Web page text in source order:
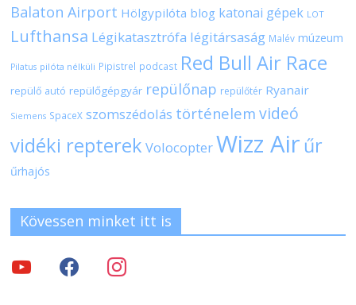
Balaton Airport Hölgypilóta blog katonai gépek LOT
Lufthansa Légikatasztrófa légitársaság Malév múzeum
Pilatus pilóta nélküli Pipistrel podcast Red Bull Air Race
repülő autó repülőgépgyár repülőnap repülőtér Ryanair
Siemens SpaceX szomszédolás történelem videó
vidéki repterek VolocopterWizz Air űr
űrhajós
Kövessen minket itt is